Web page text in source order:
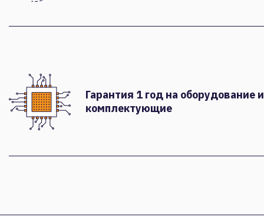
Гарантия 1 год на оборудование и
комплектующие